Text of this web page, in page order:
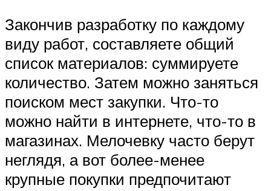
Закончив разработку по каждому
виду работ, составляете общий
список материалов: суммируете
количество. Затем можно заняться
поиском мест закупки. Что-то
можно найти в интернете, что-то в
магазинах. Мелочевку часто берут
неглядя, а вот более-менее
крупные покупки предпочитают